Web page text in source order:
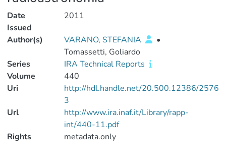
Date
Issued
2011
Author(s) VARANO, STEFANIA
•
Tomassetti, Goliardo
Series
IRA Technical Reports
Volume
440
Uri
http://hdl.handle.net/20.500.12386/2576
3
Url
http://www.ira.inaf.it/Library/rapp-
int/440-11.pdf
Rights
metadata.only